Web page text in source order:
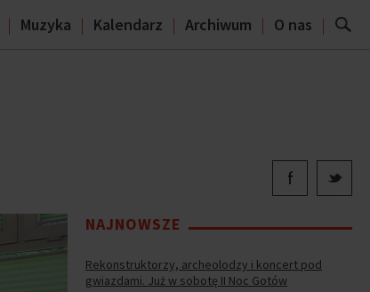
Muzyka Kalendarz Archiwum O nas
NAJNOWSZE
Rekonstruktorzy, archeolodzy i koncert pod
gwiazdami. Już w sobotę II Noc Gotów